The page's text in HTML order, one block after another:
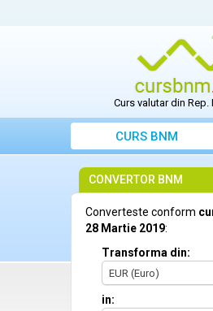
Curs valutar din
CURS BNM
CONVERTOR BNM
Converteste conform
28 Martie 2019:
Transforma din:
EUR (Euro)
in: